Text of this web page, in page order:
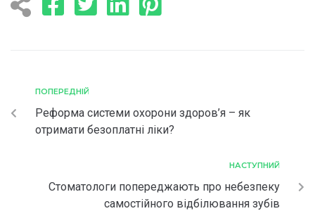
ПОПЕРЕДНІЙ
Реформа системи охорони здоров’я – як
отримати безоплатні ліки?
НАСТУПНИЙ
Стоматологи попереджають про небезпеку
самостійного відбілювання зубів